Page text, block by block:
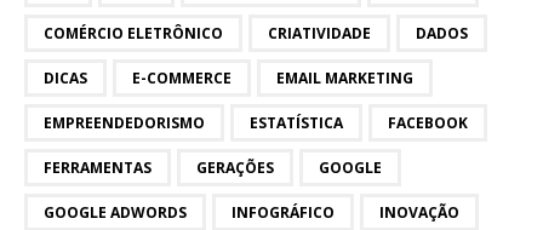
COMÉRCIO ELETRÔNICO CRIATIVIDADE DADOS
DICAS E-COMMERCE EMAIL MARKETING
EMPREENDEDORISMO ESTATÍSTICA FACEBOOK
FERRAMENTAS GERAÇÕES GOOGLE
GOOGLE ADWORDS INFOGRÁFICO INOVAÇÃO